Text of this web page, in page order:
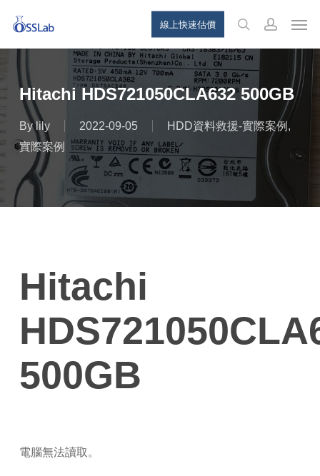
main
content
線上快速估價
searchaccount
Hitachi HDS721050CLA632 500GB
By lily 2022-09-05 HDD資料救援-實際案例 ,
實際案例
Hitachi
500GB
電腦無法讀取。